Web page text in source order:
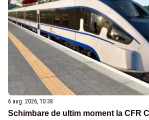
6 aug. 2026, 10:38
Schimbare de ultim moment la CFR